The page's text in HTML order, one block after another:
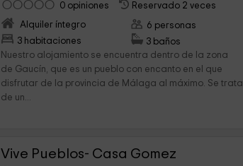
0 opiniones
Reservado 2 veces
Alquiler íntegro
3 habitaciones
6 personas
3 baños
Nuestro alojamiento se encuentra dentro de la zona
de Gaucín, que es un pueblo con encanto en el que
disfrutar de la provincia de Málaga al máximo. Se trata
de un...
Vive Pueblos- Casa Gomez